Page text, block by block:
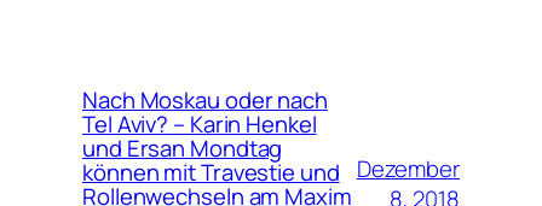
Nach Moskau oder nach
Tel Aviv? – Karin Henkel
und Ersan Mondtag
können mit Travestie und
Rollenwechseln am Maxim
Dezember
8, 2018